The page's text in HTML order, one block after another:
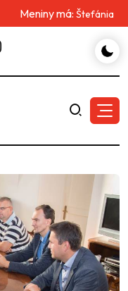
Meniny má: Štefánia